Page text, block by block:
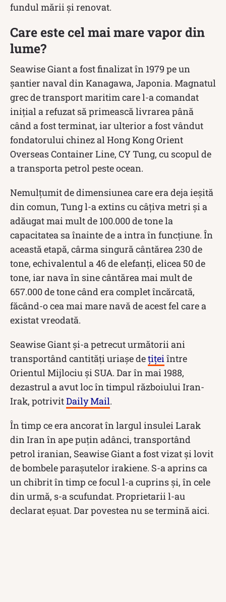
fundul mării și renovat.
Care este cel mai mare vapor din
lume?
Seawise Giant a fost finalizat în 1979 pe un
șantier naval din Kanagawa, Japonia. Magnatul
grec de transport maritim care l-a comandat
inițial a refuzat să primească livrarea până
când a fost terminat, iar ulterior a fost vândut
fondatorului chinez al Hong Kong Orient
Overseas Container Line, CY Tung, cu scopul de
a transporta petrol peste ocean.
Nemulțumit de dimensiunea care era deja ieșită
din comun, Tung l-a extins cu câțiva metri și a
adăugat mai mult de 100.000 de tone la
capacitatea sa înainte de a intra în funcțiune. În
această etapă, cârma singură cântărea 230 de
tone, echivalentul a 46 de elefanți, elicea 50 de
tone, iar nava în sine cântărea mai mult de
657.000 de tone când era complet încărcată,
făcând-o cea mai mare navă de acest fel care a
existat vreodată.
Seawise Giant și-a petrecut următorii ani
transportând cantități uriașe dețiței între
Orientul Mijlociu și SUA. Dar în mai 1988,
dezastrul a avut loc în timpul războiului Iran-
Irak, potrivitDaily Mail.
În timp ce era ancorat în largul insulei Larak
din Iran în ape puțin adânci, transportând
petrol iranian, Seawise Giant a fost vizat și lovit
de bombele parașutelor irakiene. S-a aprins ca
un chibrit în timp ce focul l-a cuprins și, în cele
din urmă, s-a scufundat. Proprietarii l-au
declarat eșuat. Dar povestea nu se termină aici.